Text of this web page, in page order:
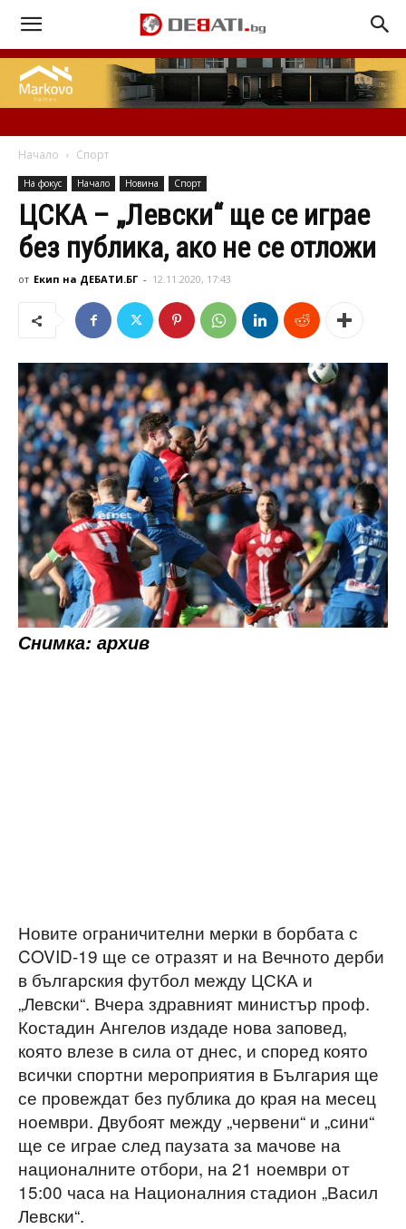
Начало Спорт
На фокус Начало Новина Спорт
ЦСКА – „Левски“ ще се играе
без публика, ако не се отложи
от Екип на ДЕБАТИ.БГ - 12.11.2020, 17:43
Снимка: архив
Новите ограничителни мерки в борбата с
COVID-19 ще се отразят и на Вечното дерби
в българския футбол между ЦСКА и
„Левски“. Вчера здравният министър проф.
Костадин Ангелов издаде нова заповед,
която влезе в сила от днес, и според която
всички спортни мероприятия в България ще
се провеждат без публика до края на месец
ноември. Двубоят между „червени“ и „сини“
ще се играе след паузата за мачове на
националните отбори, на 21 ноември от
15:00 часа на Националния стадион „Васил
Левски“.